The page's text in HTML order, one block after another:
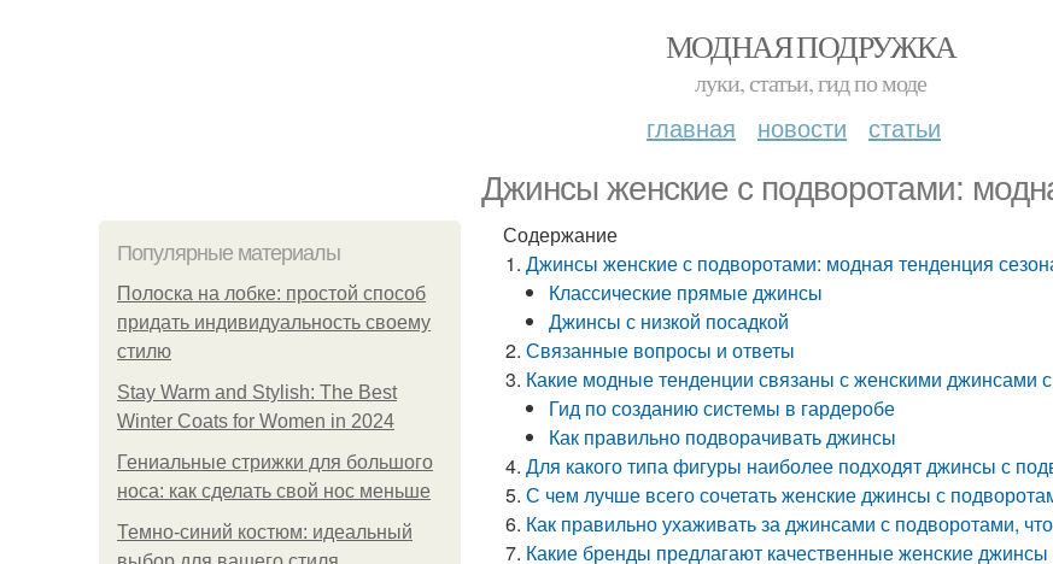
МОДНАЯ ПОДРУЖКА
луки, статьи, гид по моде
главная новости статьи
Джинсы женские с подворотами:
Популярные материалы
Полоска на лобке: простой способ
придать индивидуальность своему
стилю
Stay Warm and Stylish: The Best
Winter Coats for Women in 2024
Гениальные стрижки для большого
носа: как сделать свой нос меньше
Темно-синий костюм: идеальный
Содержание
Джинсы женские с подворотами: модная тенденция
Классические прямые джинсы
Джинсы с низкой посадкой
Связанные вопросы и ответы
Какие модные тенденции связаны с женскими джинсами
Гид по созданию системы в гардеробе
Как правильно подворачивать джинсы
Для какого типа фигуры наиболее подходят джинсы с
С чем лучше всего сочетать женские джинсы с
Как правильно ухаживать за джинсами с подворотами,
Какие бренды предлагают качественные женские